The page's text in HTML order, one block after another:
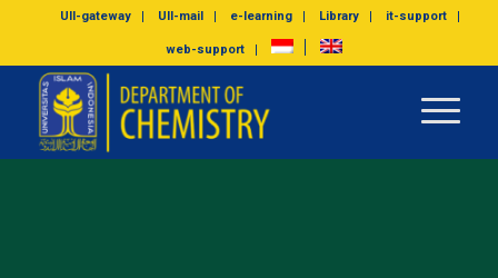
UII-gateway UII-mail e-learning Library it-support
web-support